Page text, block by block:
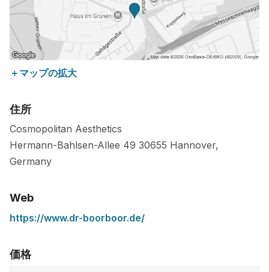
＋マップの拡大
住所
Cosmopolitan Aesthetics
Hermann-Bahlsen-Allee 49 30655 Hannover,
Germany
Web
https://www.dr-boorboor.de/
価格